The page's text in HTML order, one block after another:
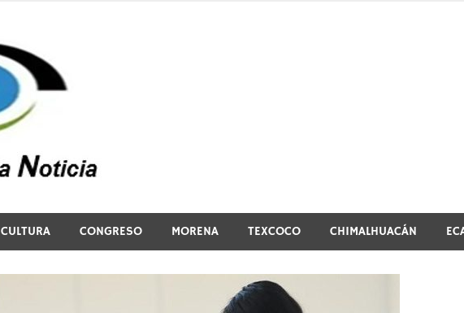
CULTURA CONGRESO MORENA TEXCOCO CHIMALHUACÁN